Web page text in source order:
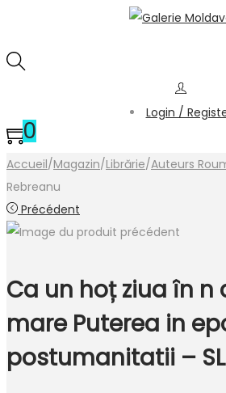
Login /
0
Accueil/Magazin/Librărie/Auteurs
Rebreanu
Précédent
Ca un hoț ziua în n
mare Puterea in
postumanitatii –